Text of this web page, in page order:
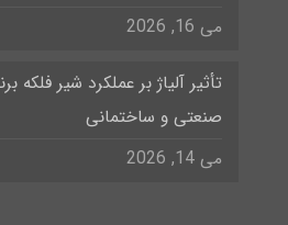
می 16, 2026
تأثیر آلیاژ بر عملکرد شیر
صنعتی و ساختمانی
می 14, 2026